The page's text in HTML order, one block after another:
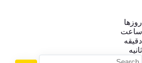
روزها
ساعت‌
دقیقه
ثانیه